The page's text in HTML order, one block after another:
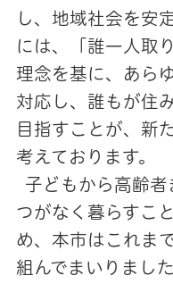
し、地域社会を安
には、「誰一人取
理念を基に、あら
対応し、誰もが住
目指すことが、新
考えております。
子どもから高齢者
つがなく暮らすこ
め、本市はこれま
組んでまいりました